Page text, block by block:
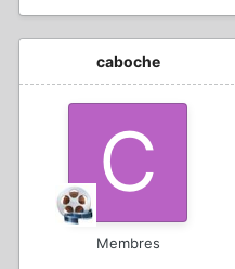
caboche
Membres